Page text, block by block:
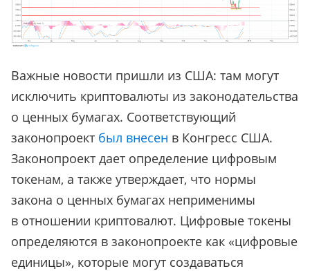
Важные новости пришли из США: там могут
исключить криптовалюты из законодательства
о ценных бумагах. Соответствующий
законопроект был внесен в Конгресс США.
Законопроект дает определение цифровым
токенам, а также утверждает, что нормы
закона о ценных бумагах неприменимы
в отношении криптовалют. Цифровые токены
определяются в законопроекте как «цифровые
единицы», которые могут создаваться